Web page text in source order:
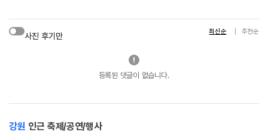
사진 후기만 최신순 추천순
등록된 댓글이 없습니다.
강원 인근 축제/공연/행사